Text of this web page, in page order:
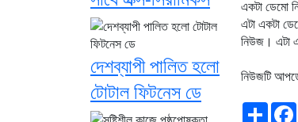
একটা ডেমো
এটা একটা
নিউজ। এটা
নিউজটি
দেশব্যাপী পালিত হলো
টোটাল ফিটনেস ডে